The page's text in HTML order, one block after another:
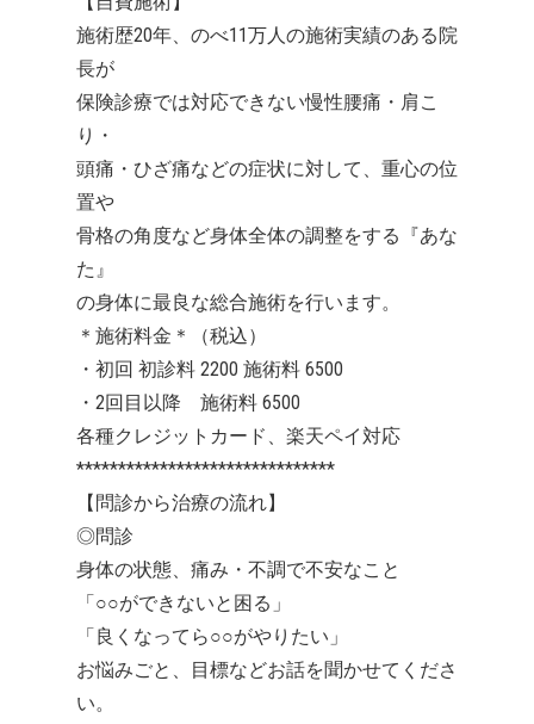
施術歴20年、のべ11万人の施術実績のある院
長が
保険診療では対応できない慢性腰痛・肩こ
り・
頭痛・ひざ痛などの症状に対して、重心の位
置や
骨格の角度など身体全体の調整をする『あな
た』
の身体に最良な総合施術を行います。
＊施術料金＊（税込）
・初回 初診料 2200 施術料 6500
・2回目以降 施術料 6500
各種クレジットカード、楽天ペイ対応
*******************************
【問診から治療の流れ】
◎問診
身体の状態、痛み・不調で不安なこと
「○○ができないと困る」
「良くなってら○○がやりたい」
お悩みごと、目標などお話を聞かせてくださ
い。